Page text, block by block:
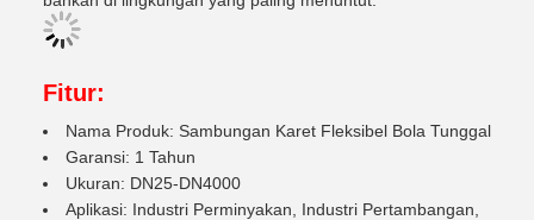
Fitur:
Nama Produk: Sambungan Karet Fleksibel Bola Tunggal
Garansi: 1 Tahun
Ukuran: DN25-DN4000
Aplikasi: Industri Perminyakan, Industri Pertambangan,